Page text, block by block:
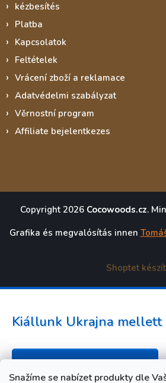
Snažíme se nabízet produkty dle
kézbesítés
Platba
Kapcsolatok
Feltételek
Vrácení zboží a reklamace
Adatvédelmi szabályzat
Věrnostní program
Affiliate bejelentkezes
Copyright 2026 Cocowoods.cz.
Grafika és megvalósítás innen
Shoptet
Kiállunk Ukrajna